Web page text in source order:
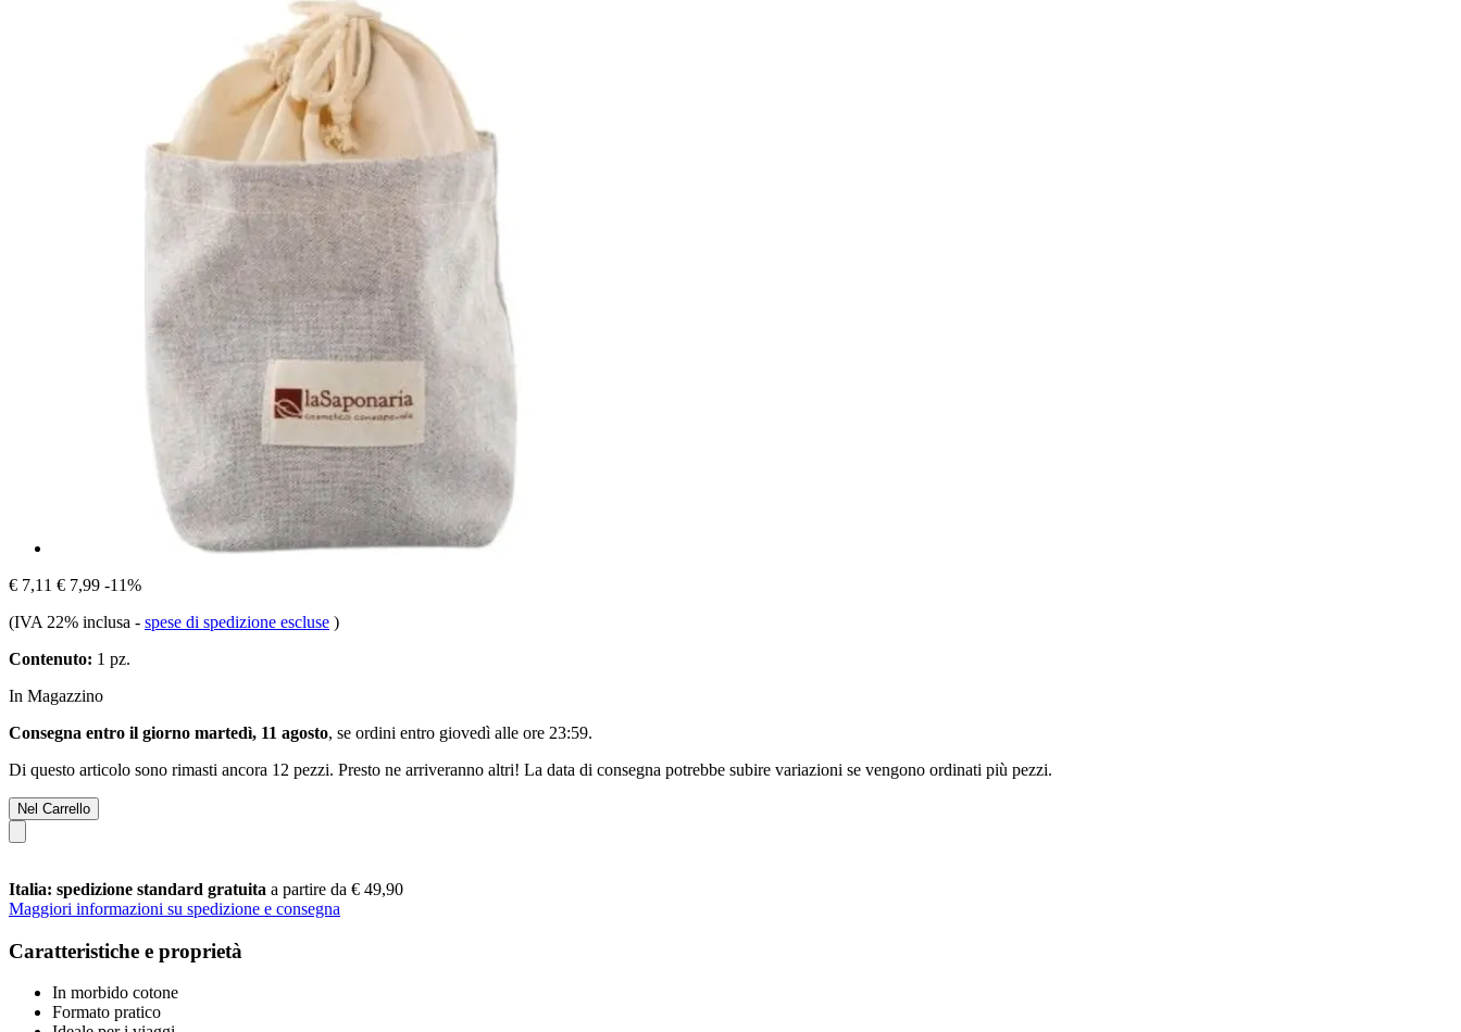
€ 7,11 € 7,99 -11%
(IVA 22% inclusa - spese di spedizione escluse )
Contenuto: 1 pz.
In Magazzino
Consegna entro il giorno martedì, 11 agosto, se ordini entro giovedì alle ore 23:59.
Di questo articolo sono rimasti ancora 12 pezzi. Presto ne arriveranno altri! La data di consegna potrebbe subire variazioni se vengono ordinati più pezzi.
Nel Carrello
Italia: spedizione standard gratuita a partire da € 49,90
Maggiori informazioni su spedizione e consegna
Caratteristiche e proprietà
In morbido cotone
Formato pratico